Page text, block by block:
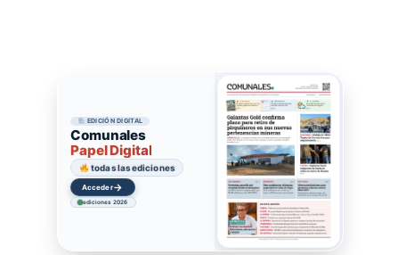
EDICIÓN DIGITAL
Comunales
Papel Digital
todas las ediciones
Acceder→
ediciones 2026